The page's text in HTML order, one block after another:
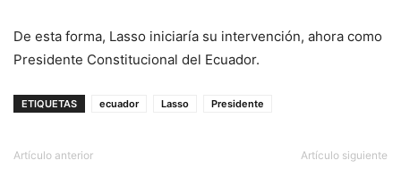
De esta forma, Lasso iniciaría su intervención, ahora como
Presidente Constitucional del Ecuador.
ETIQUETAS ecuador Lasso Presidente
Artículo anterior Artículo siguiente